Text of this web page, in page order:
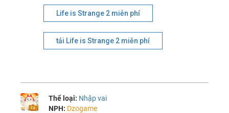
Life is Strange 2 miễn phí
tải Life is Strange 2 miễn phí
Thể loại: Nhập vai
NPH: Dzogame